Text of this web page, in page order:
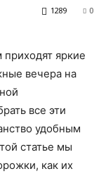
0
1289
яркие
вечера на
все эти
удобным
статье мы
как их